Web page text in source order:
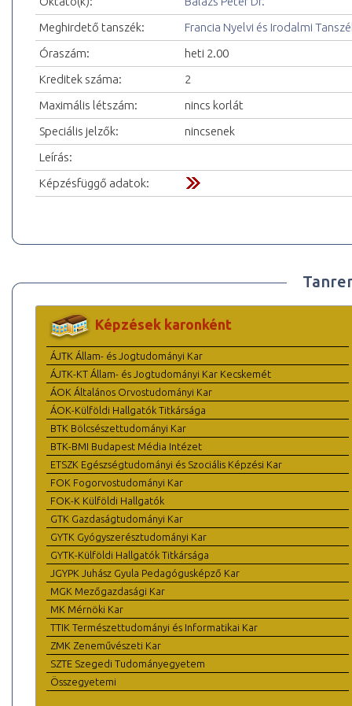
Meghirdető tanszék:
Francia Nyelvi és Irodalmi
Óraszám:
heti 2.00
Kreditek száma:
2
Maximális létszám:
nincs korlát
Speciális jelzők:
nincsenek
Leírás:
Képzésfüggő adatok:
Képzések karonként
ÁJTK Állam- és Jogtudományi Kar
ÁJTK-KT Állam- és Jogtudományi Kar Kecskemét
ÁOK Általános Orvostudományi Kar
ÁOK-Külföldi Hallgatók Titkársága
BTK Bölcsészettudományi Kar
BTK-BMI Budapest Média Intézet
ETSZK Egészségtudományi és Szociális Képzési Kar
FOK Fogorvostudományi Kar
FOK-K Külföldi Hallgatók
GTK Gazdaságtudományi Kar
GYTK Gyógyszerésztudományi Kar
GYTK-Külföldi Hallgatók Titkársága
JGYPK Juhász Gyula Pedagógusképző Kar
MGK Mezőgazdasági Kar
MK Mérnöki Kar
TTIK Természettudományi és Informatikai Kar
ZMK Zeneművészeti Kar
SZTE Szegedi Tudományegyetem
Összegyetemi